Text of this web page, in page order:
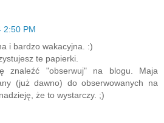
2:50 PM
i bardzo wakacyjna. :)
te papierki.
znaleźć "obserwuj" na blogu. Maja
(już dawno) do obserwowanych na
że to wystarczy. ;)